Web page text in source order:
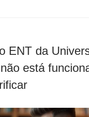
ENT da
está